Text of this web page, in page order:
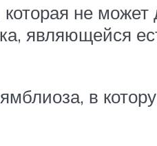
не может
являющейся
в